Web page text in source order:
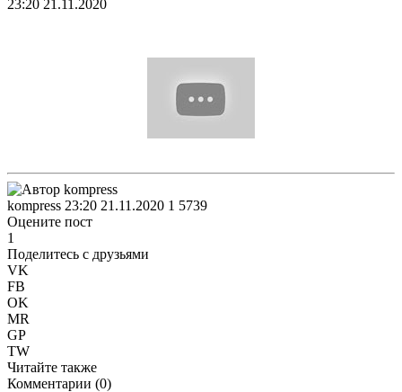
23:20 21.11.2020
kompress 23:20 21.11.2020 1 5739
Оцените пост
1
Поделитесь с друзьями
VK
FB
OK
MR
GP
TW
Читайте также
Комментарии (0)